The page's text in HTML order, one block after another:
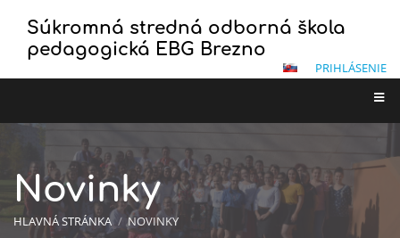
Súkromná stredná odborná škola
pedagogická EBG Brezno
PRIHLÁSENIE
Novinky
HLAVNÁ STRÁNKA / NOVINKY